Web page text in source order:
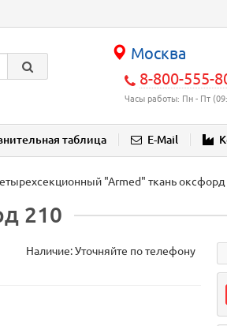
Москва
8-800-555-
Часы работы: Пн - Пт
таблица E-Mail
"Аrmed" ткань оксфорд
210
Наличие: Уточняйте по телефону